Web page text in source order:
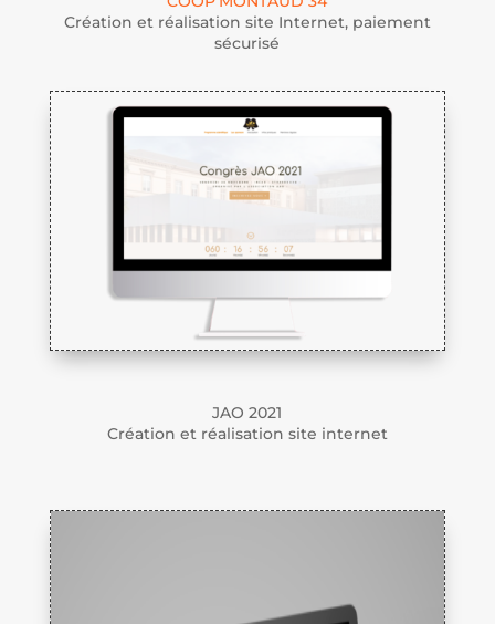
Création et réalisation site Internet, paiement
sécurisé
JAO 2021
Création et réalisation site internet